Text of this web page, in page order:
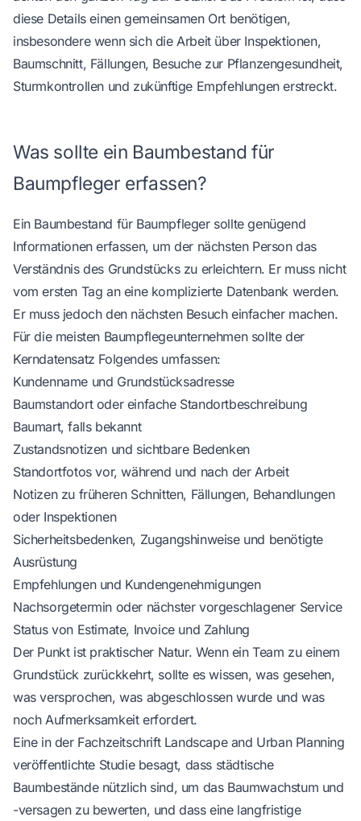
diese Details einen gemeinsamen Ort benötigen,
insbesondere wenn sich die Arbeit über Inspektionen,
Baumschnitt, Fällungen, Besuche zur Pflanzengesundheit,
Sturmkontrollen und zukünftige Empfehlungen erstreckt.
Was sollte ein Baumbestand für
Baumpfleger erfassen?
Ein Baumbestand für Baumpfleger sollte genügend
Informationen erfassen, um der nächsten Person das
Verständnis des Grundstücks zu erleichtern. Er muss nicht
vom ersten Tag an eine komplizierte Datenbank werden.
Er muss jedoch den nächsten Besuch einfacher machen.
Für die meisten Baumpflegeunternehmen sollte der
Kerndatensatz Folgendes umfassen:
Kundenname und Grundstücksadresse
Baumstandort oder einfache Standortbeschreibung
Baumart, falls bekannt
Zustandsnotizen und sichtbare Bedenken
Standortfotos vor, während und nach der Arbeit
Notizen zu früheren Schnitten, Fällungen, Behandlungen
oder Inspektionen
Sicherheitsbedenken, Zugangshinweise und benötigte
Ausrüstung
Empfehlungen und Kundengenehmigungen
Nachsorgetermin oder nächster vorgeschlagener Service
Status von Estimate, Invoice und Zahlung
Der Punkt ist praktischer Natur. Wenn ein Team zu einem
Grundstück zurückkehrt, sollte es wissen, was gesehen,
was versprochen, was abgeschlossen wurde und was
noch Aufmerksamkeit erfordert.
Eine in der Fachzeitschrift Landscape and Urban Planning
veröffentlichte Studie besagt, dass städtische
Baumbestände nützlich sind, um das Baumwachstum und
-versagen zu bewerten, und dass eine langfristige